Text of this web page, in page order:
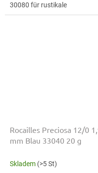
30080 für rustikale
Dekorationen. Die Größe 12/
Rocailles Preciosa 12/0
mm Blau 33040 20 g
Skladem (>5 St)